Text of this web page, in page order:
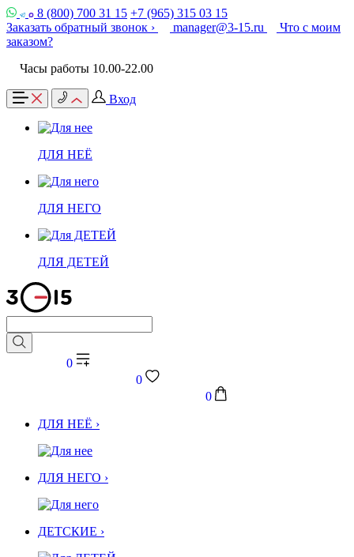
8 (800) 700 31 15 +7 (965) 315 03 15
Заказать обратный звонок ›
manager@3-15.ru
Что с моим
заказом?
Часы работы 10.00-22.00
Вход
ДЛЯ НЕЁ
ДЛЯ НЕГО
ДЛЯ ДЕТЕЙ
0
0
0
ДЛЯ НЕЁ ›
ДЛЯ НЕГО ›
ДЕТСКИЕ ›